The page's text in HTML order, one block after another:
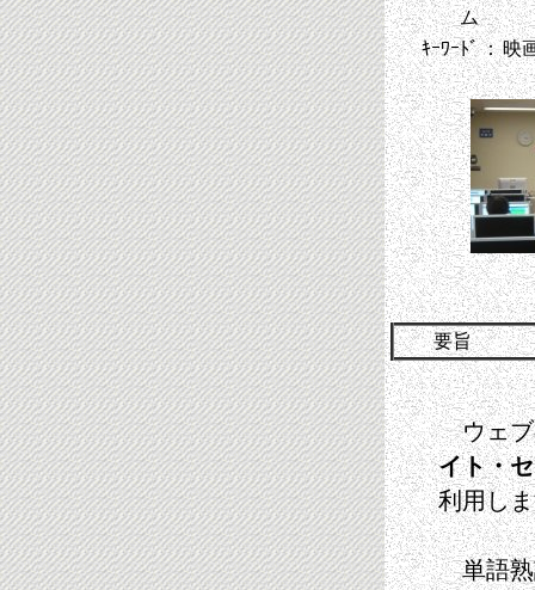
ム
ｷｰﾜｰﾄﾞ：映
要旨
ウェブ
イト・
利用し
単語熟